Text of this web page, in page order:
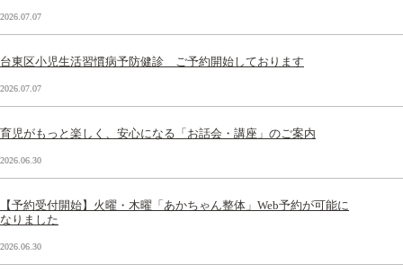
2026.07.07
台東区小児生活習慣病予防健診 ご予約開始しております
2026.07.07
育児がもっと楽しく、安心になる「お話会・講座」のご案内
2026.06.30
【予約受付開始】火曜・木曜「あかちゃん整体」Web予約が可能に
なりました
2026.06.30